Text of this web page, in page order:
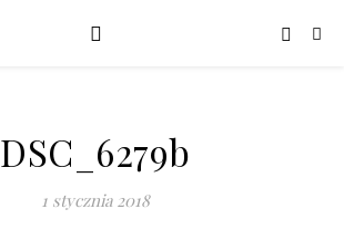
DSC_6279b
1 stycznia 2018